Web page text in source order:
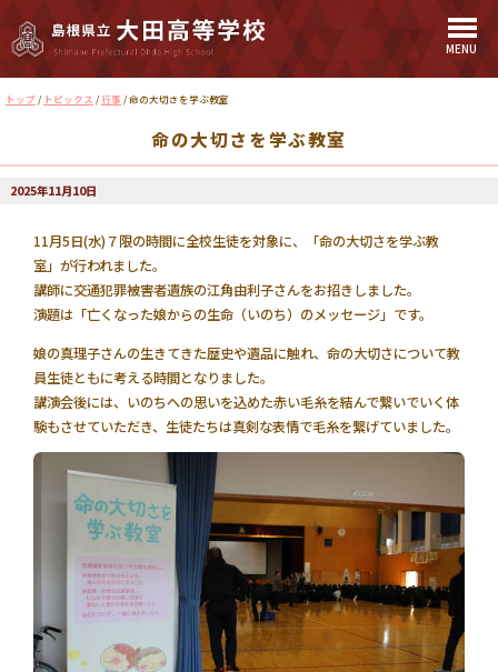
MENU
現
トップ / トピックス / 行事 /命の大切さを学ぶ教室
命の大切さを学ぶ教室
2025年11月10日
11月5日(水)７限の時間に全校生徒を対象に、「命の大切さを学ぶ教
室」が行われました。
講師に交通犯罪被害者遺族の江角由利子さんをお招きしました。
演題は「亡くなった娘からの生命（いのち）のメッセージ」です。
娘の真理子さんの生きてきた歴史や遺品に触れ、命の大切さについて教
員生徒ともに考える時間となりました。
講演会後には、いのちへの思いを込めた赤い毛糸を結んで繋いでいく体
験もさせていただき、生徒たちは真剣な表情で毛糸を繋げていました。